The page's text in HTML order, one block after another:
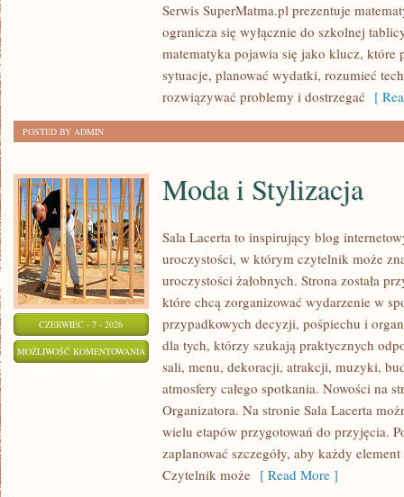
CODZIENNYM
ŻYCIU
Serwis SuperMatma.pl prezentuje
ogranicza się wyłącznie do szkolnej
matematyka pojawia się jako klucz, które
sytuacje, planować wydatki, rozumieć
rozwiązywać problemy i dostrzegać [
POSTED BY ADMIN
CZERWIEC - 7 - 2026
MOŻLIWOŚĆ KOMENTOWANIA MODA
STYLIZACJA
Moda i Stylizacja
Sala Lacerta to inspirujący blog
uroczystości, w którym czytelnik może
uroczystości żałobnych. Strona została
które chcą zorganizować wydarzenie w
przypadkowych decyzji, pośpiechu i
dla tych, którzy szukają praktycznych
sali, menu, dekoracji, atrakcji, muzyki,
atmosfery całego spotkania. Nowości na
Organizatora. Na stronie Sala Lacerta
wielu etapów przygotowań do przyjęcia.
zaplanować szczegóły, aby każdy
Czytelnik może [ Read More ]